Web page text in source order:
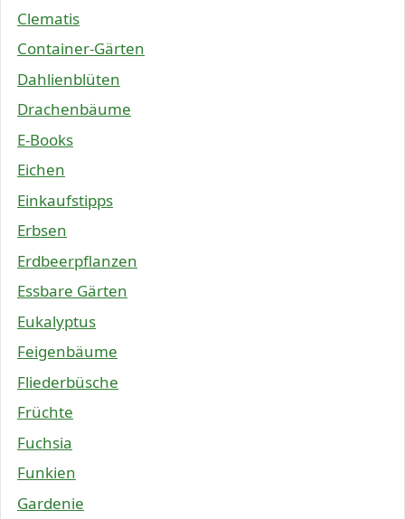
Clematis
Container-Gärten
Dahlienblüten
Drachenbäume
E-Books
Eichen
Einkaufstipps
Erbsen
Erdbeerpflanzen
Essbare Gärten
Eukalyptus
Feigenbäume
Fliederbüsche
Früchte
Fuchsia
Funkien
Gardenie